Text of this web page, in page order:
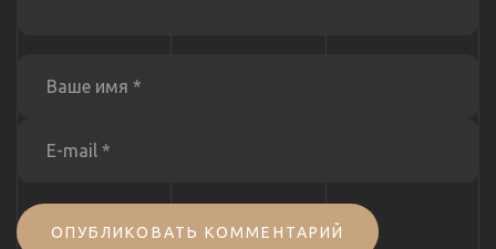
ОПУБЛИКОВАТЬ КОММЕНТАРИЙ